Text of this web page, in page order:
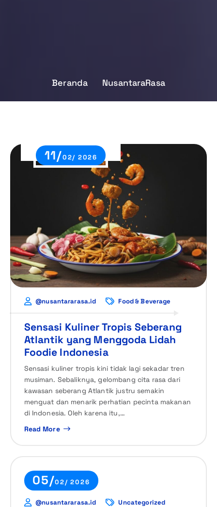
Beranda NusantaraRasa
11/02/ 2026
@nusantararasa.id Food & Beverage
Sensasi Kuliner Tropis Seberang
Atlantik yang Menggoda Lidah
Foodie Indonesia
Sensasi kuliner tropis kini tidak lagi sekadar tren
musiman. Sebaliknya, gelombang cita rasa dari
kawasan seberang Atlantik justru semakin
menguat dan menarik perhatian pecinta makanan
di Indonesia. Oleh karena itu,…
Read More
05/02/ 2026
@nusantararasa.id Uncategorized